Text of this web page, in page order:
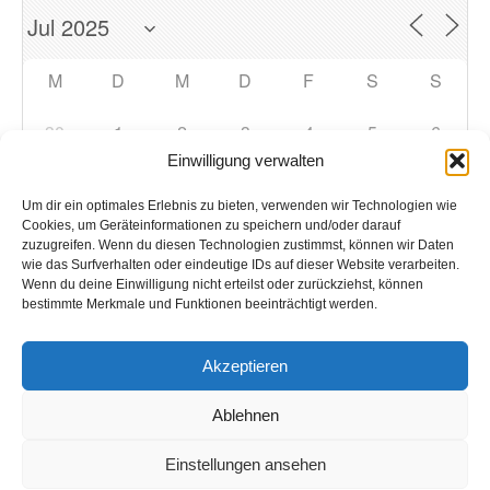
Einwilligung verwalten
Um dir ein optimales Erlebnis zu bieten, verwenden wir Technologien wie
Cookies, um Geräteinformationen zu speichern und/oder darauf
zuzugreifen. Wenn du diesen Technologien zustimmst, können wir Daten
wie das Surfverhalten oder eindeutige IDs auf dieser Website verarbeiten.
Wenn du deine Einwilligung nicht erteilst oder zurückziehst, können
bestimmte Merkmale und Funktionen beeinträchtigt werden.
Akzeptieren
Ablehnen
Einstellungen ansehen
M D M D F S S
30 1 2 3 4 5 6
7 10 11 12
14 15 16 17 18 19 20
28 29 30 31 1 2 3